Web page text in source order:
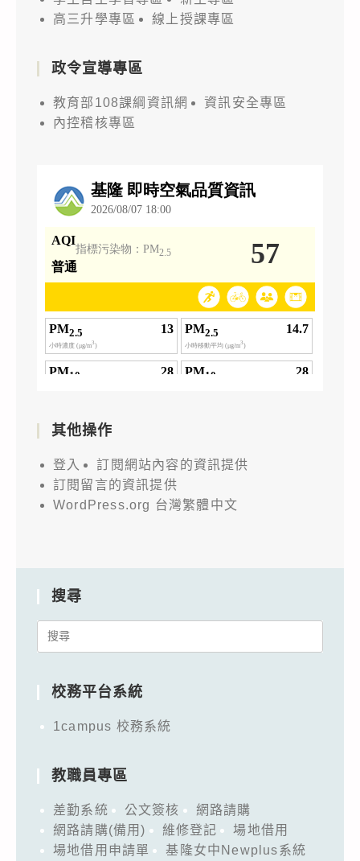
高三升學專區
線上授課專區
政令宣導專區
教育部108課綱資訊網
資訊安全專區
內控稽核專區
其他操作
登入
訂閱網站內容的資訊提供
訂閱留言的資訊提供
WordPress.org 台灣繁體中文
搜尋
Search
校務平台系統
1campus 校務系統
教職員專區
差勤系統 公文簽核
網路請購
網路請購(備用)
維修登記
場地借用
場地借用申請單
基隆女中Newplus系統